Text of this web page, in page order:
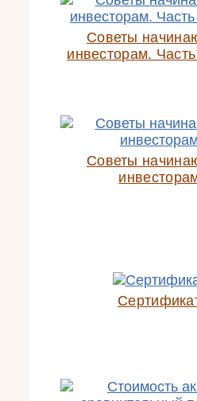
Советы
инвесторам.
Советы